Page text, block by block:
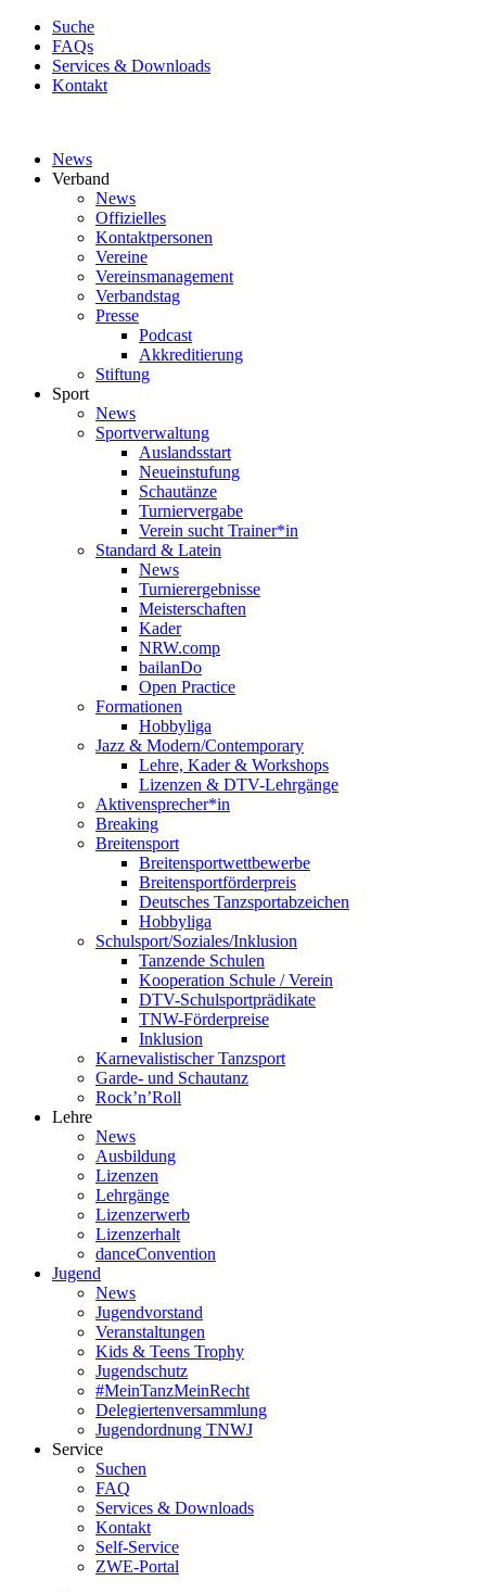
Suche
FAQs
Services & Downloads
Kontakt
News
Verband
News
Offizielles
Kontaktpersonen
Vereine
Vereinsmanagement
Verbandstag
Presse
Podcast
Akkreditierung
Stiftung
Sport
News
Sportverwaltung
Auslandsstart
Neueinstufung
Schautänze
Turniervergabe
Verein sucht Trainer*in
Standard & Latein
News
Turnierergebnisse
Meisterschaften
Kader
NRW.comp
bailanDo
Open Practice
Formationen
Hobbyliga
Jazz & Modern/Contemporary
Lehre, Kader & Workshops
Lizenzen & DTV-Lehrgänge
Aktivensprecher*in
Breaking
Breitensport
Breitensportwettbewerbe
Breitensportförderpreis
Deutsches Tanzsportabzeichen
Hobbyliga
Schulsport/Soziales/Inklusion
Tanzende Schulen
Kooperation Schule / Verein
DTV-Schulsportprädikate
TNW-Förderpreise
Inklusion
Karnevalistischer Tanzsport
Garde- und Schautanz
Rock’n’Roll
Lehre
News
Ausbildung
Lizenzen
Lehrgänge
Lizenzerwerb
Lizenzerhalt
danceConvention
Jugend
News
Jugendvorstand
Veranstaltungen
Kids & Teens Trophy
Jugendschutz
#MeinTanzMeinRecht
Delegiertenversammlung
Jugendordnung TNWJ
Service
Suchen
FAQ
Services & Downloads
Kontakt
Self-Service
ZWE-Portal